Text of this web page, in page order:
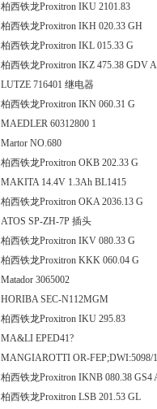
柏西铁龙Proxitron IKU
柏西铁龙Proxitron IKH
柏西铁龙Proxitron IKL
柏西铁龙Proxitron IKZ 475.38 GDV
LUTZE 716401 继电器
柏西铁龙Proxitron IKN
MAEDLER 60312800 1
Martor NO.680
柏西铁龙Proxitron OKB
MAKITA 14.4V 1.3Ah BL1415
柏西铁龙Proxitron OKA
ATOS SP-ZH-7P 插头
柏西铁龙Proxitron IKV
柏西铁龙Proxitron KKK
Matador 3065002
HORIBA SEC-N112MGM
柏西铁龙Proxitron IKU
MA&LI EPED41?
MANGIAROTTI OR-FEP;DWI:5098/
柏西铁龙Proxitron IKNB 080.38 GS4
柏西铁龙Proxitron LSB